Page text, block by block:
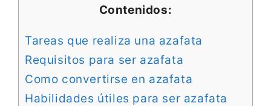
Contenidos:
Tareas que realiza una azafata
Requisitos para ser azafata
Como convertirse en azafata
Habilidades útiles para ser azafata